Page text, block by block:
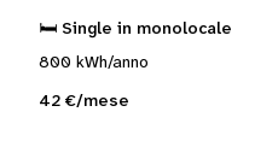
🛏️ Single in monolocale
800 kWh/anno
42 €/mese